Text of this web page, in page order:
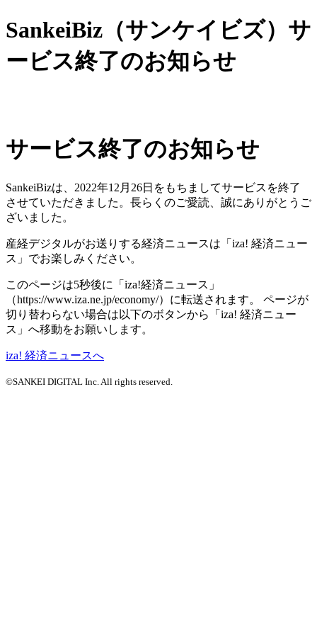
SankeiBiz（サンケイビズ）サ
ービス終了のお知らせ
サービス終了のお知らせ
SankeiBizは、2022年12月26日をもちましてサービスを終了
させていただきました。長らくのご愛読、誠にありがとうご
ざいました。
産経デジタルがお送りする経済ニュースは「iza! 経済ニュー
ス」でお楽しみください。
このページは5秒後に「iza!経済ニュース」
（https://www.iza.ne.jp/economy/）に転送されます。 ページが
切り替わらない場合は以下のボタンから「iza! 経済ニュー
ス」へ移動をお願いします。
iza! 経済ニュースへ
©SANKEI DIGITAL Inc. All rights reserved.